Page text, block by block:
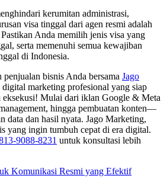
kerumitan administrasi,
visa tinggal dari agen resmi adalah
Anda memilih jenis visa yang
serta memenuhi semua kewajiban
di Indonesia.
bisnis Anda bersama Jago
digital marketing profesional yang siap
eksekusi! Mulai dari iklan Google & Meta
hingga pembuatan konten—
data dan hasil nyata. Jago Marketing,
yang ingin tumbuh cepat di era digital.
9088-8231 untuk konsultasi lebih
Komunikasi Resmi yang Efektif